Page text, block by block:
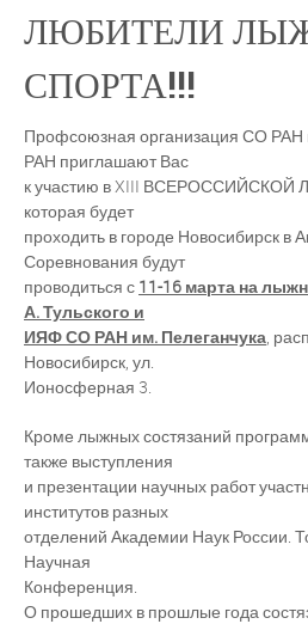
ЛЮБИТЕЛИ
СПОРТА!!!
Профсоюзная организация СО
РАН приглашают Вас
к участию в XIII
которая будет
проходить в городе Новосибирск в
Соревнования будут
проводиться с 11-16 марта на
А. Тульского и
ИЯФ СО РАН им. Пелеганчука,
Новосибирск, ул.
Ионосферная 3.
Кроме лыжных состязаний
также выступления
и презентации научных работ
институтов разных
отделений Академии Наук России.
Научная
Конференция.
О прошедших в прошлые года